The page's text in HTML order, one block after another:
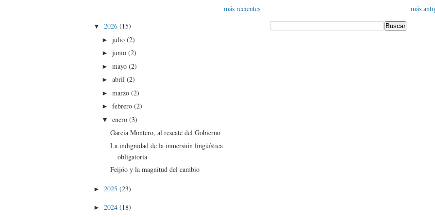
más recientes más
▼2026(15)
►julio(2)
►junio(2)
►mayo(2)
►abril(2)
►marzo(2)
►febrero(2)
▼enero(3)
García Montero, al rescate del Gobierno
La indignidad de la inmersión lingüística
obligatoria
Feijóo y la magnitud del cambio
►2025(23)
►2024(18)